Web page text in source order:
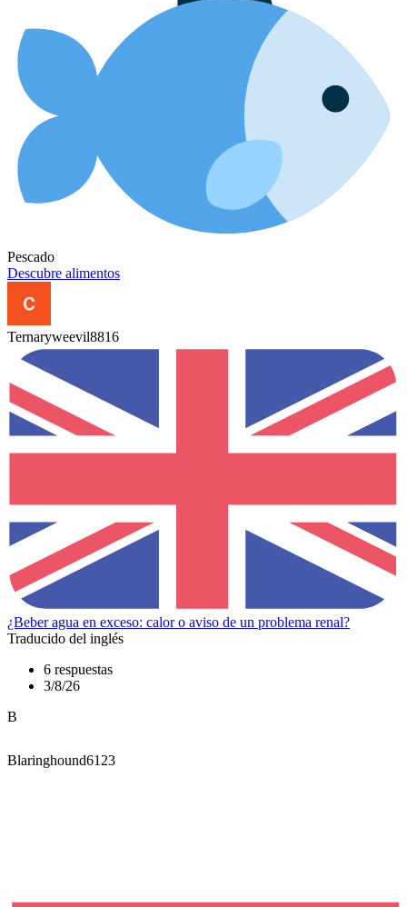
Pescado
Descubre alimentos
Ternaryweevil8816
¿Beber agua en exceso: calor o aviso de un problema renal?
Traducido del inglés
6 respuestas
3/8/26
B
Blaringhound6123